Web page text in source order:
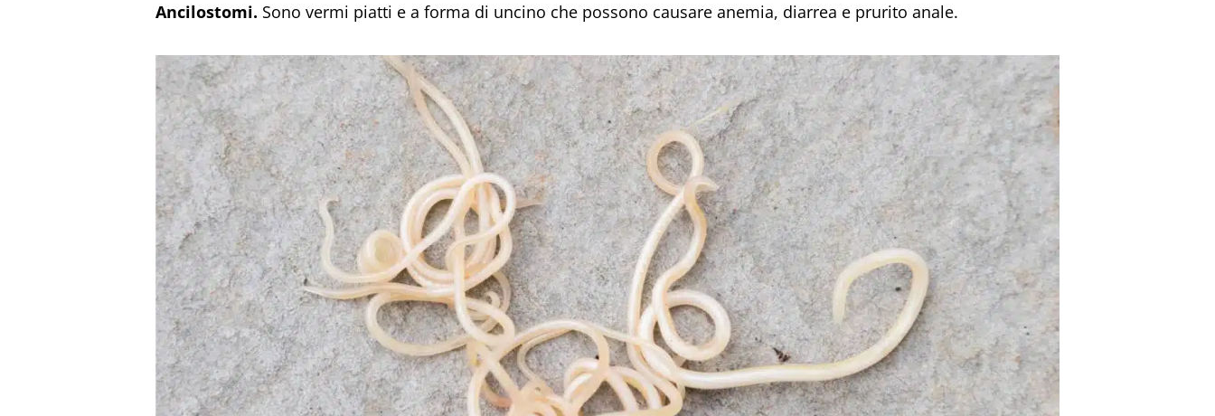
Ancilostomi. Sono vermi piatti e a forma di uncino che possono causare anemia, diarrea e prurito anale.